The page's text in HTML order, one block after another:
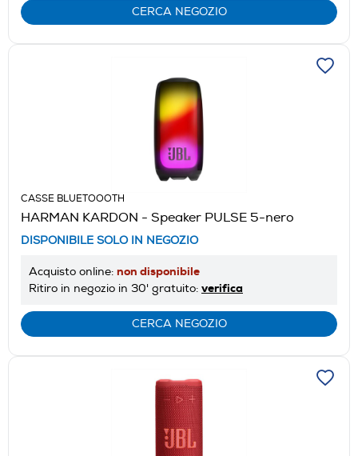
CERCA NEGOZIO
CASSE BLUETOOOTH
HARMAN KARDON - Speaker PULSE 5-nero
DISPONIBILE SOLO IN NEGOZIO
Acquisto online: non disponibile
Ritiro in negozio in 30' gratuito: verifica
CERCA NEGOZIO